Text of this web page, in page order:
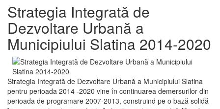
Strategia Integrată de
Dezvoltare Urbană a
Municipiului Slatina 2014-2020
Strategia Integrată de Dezvoltare Urbană a Municipiului Slatina
pentru perioada 2014 -2020 vine în continuarea demersurilor din
perioada de programare 2007-2013, construind pe o bază solidă